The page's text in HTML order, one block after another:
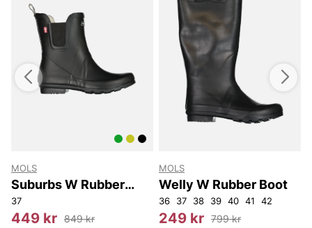
MOLS
Suburbs W Rubber
Boot
37
449 kr 849 kr
MOLS
Welly W Rubber Boot
36 37 38 39 40 41 42
249 kr 799 kr